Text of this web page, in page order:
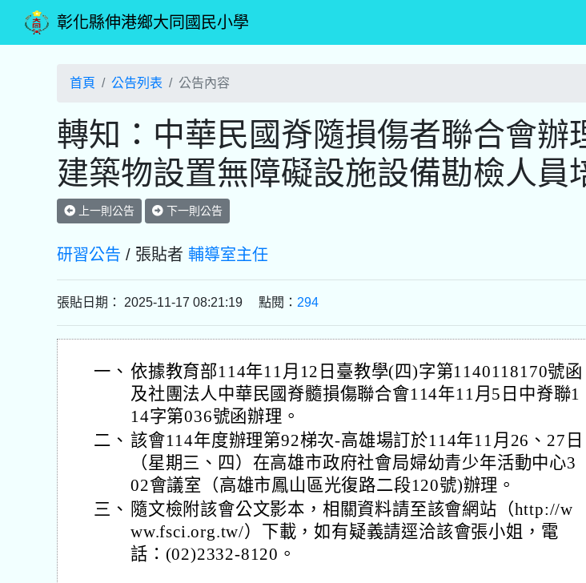
彰化縣伸港鄉大同國民小學
首頁 公告列表 公告內容
轉知：中華民國脊隨損傷者聯合會辦
建築物設置無障礙設施設備勘檢人員
上一則公告 下一則公告
研習公告 / 張貼者 輔導室主任
張貼日期： 2025-11-17 08:21:19 點閱： 294
一、 依據教育部114年11月12日臺教學(四)字第1140118170號函
及社團法人中華民國脊髓損傷聯合會114年11月5日中脊聯1
14字第036號函辦理。
二、 該會114年度辦理第92梯次-高雄場訂於114年11月26、27日
（星期三、四）在高雄市政府社會局婦幼青少年活動中心3
02會議室（高雄市鳳山區光復路二段120號)辦理。
三、 隨文檢附該會公文影本，相關資料請至該會網站（http://w
ww.fsci.org.tw/）下載，如有疑義請逕洽該會張小姐，電
話：(02)2332-8120。